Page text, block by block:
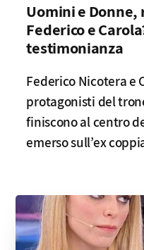
Uomini e
Federico e
testimonianza
Federico Nicotera e
protagonisti del
finiscono al centro
emerso sull’ex